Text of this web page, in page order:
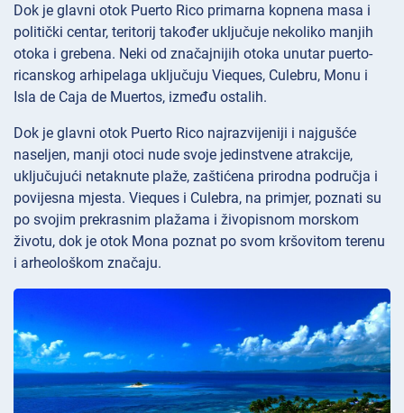
Dok je glavni otok Puerto Rico primarna kopnena masa i
politički centar, teritorij također uključuje nekoliko manjih
otoka i grebena. Neki od značajnijih otoka unutar puerto-
ricanskog arhipelaga uključuju Vieques, Culebru, Monu i
Isla de Caja de Muertos, između ostalih.
Dok je glavni otok Puerto Rico najrazvijeniji i najgušće
naseljen, manji otoci nude svoje jedinstvene atrakcije,
uključujući netaknute plaže, zaštićena prirodna područja i
povijesna mjesta. Vieques i Culebra, na primjer, poznati su
po svojim prekrasnim plažama i živopisnom morskom
životu, dok je otok Mona poznat po svom kršovitom terenu
i arheološkom značaju.